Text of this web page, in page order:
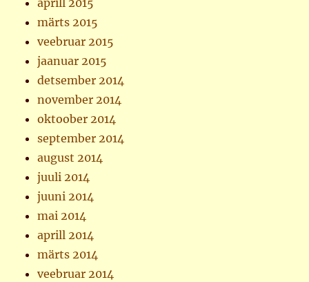
aprill 2015
märts 2015
veebruar 2015
jaanuar 2015
detsember 2014
november 2014
oktoober 2014
september 2014
august 2014
juuli 2014
juuni 2014
mai 2014
aprill 2014
märts 2014
veebruar 2014